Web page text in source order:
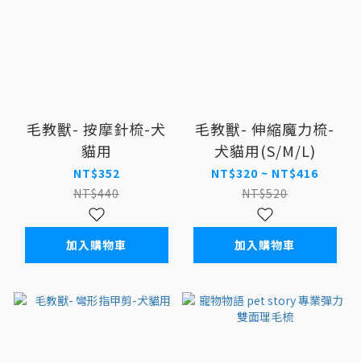
毛教獸- 按摩針梳-犬
貓用
NT$352
NT$440
加入購物車
毛教獸- 伸縮魔力梳-
犬貓用(S/M/L)
NT$320 ~ NT$416
NT$520
加入購物車